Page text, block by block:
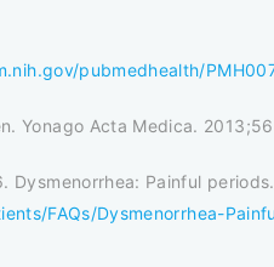
pubmedhealth/
Yonago Acta Medica.
Painful
FAQs/Dysmenorrhea-